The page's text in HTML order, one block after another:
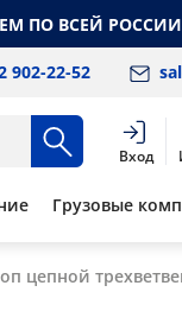
ПО ВСЕЙ
902-22-52
Вход
Грузовые
цепной